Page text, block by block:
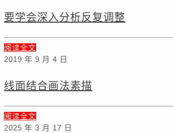
要学会深入分析反复调整
阅读全文
2019 年 9 月 4 日
线面结合画法素描
阅读全文
2025 年 3 月 17 日